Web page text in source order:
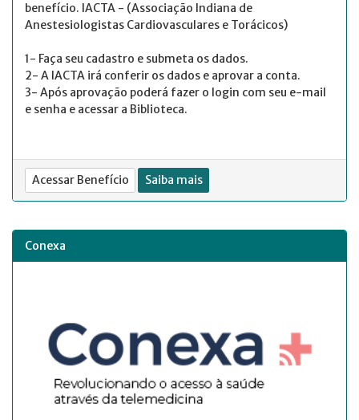
benefício. IACTA - (Associação Indiana de
Anestesiologistas Cardiovasculares e Torácicos)
1- Faça seu cadastro e submeta os dados.
2- A IACTA irá conferir os dados e aprovar a conta.
3- Após aprovação poderá fazer o login com seu e-mail
e senha e acessar a Biblioteca.
Acessar Benefício Saiba mais
Conexa